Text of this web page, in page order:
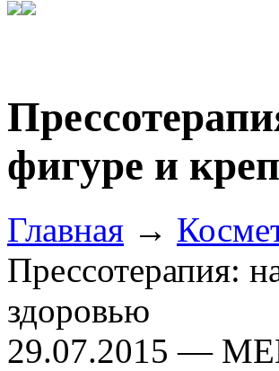
фигуре и
Главная →
Прессотерапия:
здоровью
29.07.2015 —